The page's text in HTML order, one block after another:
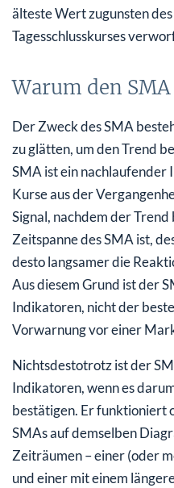
älteste Wert zugunsten
Tagesschlusskurses
Warum den
Der Zweck des SMA
zu glätten, um den Trend
SMA ist ein nachlaufender
Kurse aus der
Signal, nachdem der
Zeitspanne des SMA ist,
desto langsamer die
Aus diesem Grund ist der
Indikatoren, nicht der
Vorwarnung vor einer
Nichtsdestotrotz ist der
Indikatoren, wenn es
bestätigen. Er funktioniert
SMAs auf demselben
Zeiträumen – einer (oder
und einer mit einem